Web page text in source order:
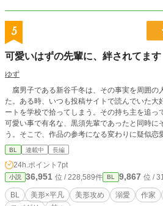
5
可愛いはずの先輩に、絆されてます
ゆず
腐男子である新谷千冬は、その事実を周囲の
た。ある時、いつも投稿サイトで読んでいた大
ートを学校で拾ってしまう。その持ち主を追っ
可愛い事で有名な、黒須先輩であったと同時に
う。そこで、作品の参考になる変わりに疑似恋
に可愛いはずの黒須先輩にどんどんと絆されて
愛から始まるハートフルコメディ！！
BL 連載中 長編
24h.ポイント 7pt
小説 36,951 位 / 228,589件 BL 9,867 位 /
BL 美形×平凡 美形攻め 溺愛 作家